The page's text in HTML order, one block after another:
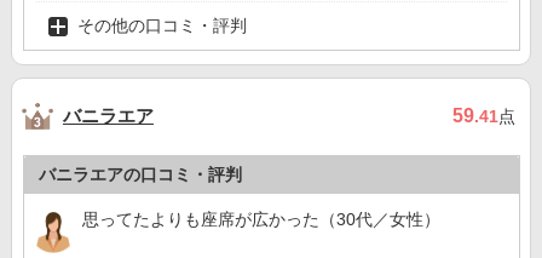
その他の口コミ・評判
バニラエア 59.41点
バニラエアの口コミ・評判
思ってたよりも座席が広かった（30代／女性）